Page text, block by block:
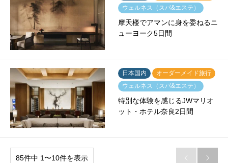
ウェルネス（スパ&エステ）
摩天楼でアマンに身を委ねるニ
ューヨーク5日間
日本国内
オーダーメイド旅行
ウェルネス（スパ&エステ）
特別な体験を感じるJWマリオ
ット・ホテル奈良2日間
85件中 1〜10件を表示  